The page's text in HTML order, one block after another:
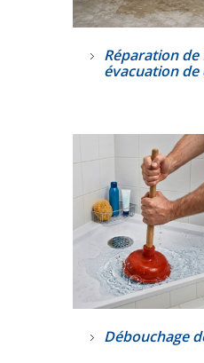
Réparation
évacuation de
Débouchage